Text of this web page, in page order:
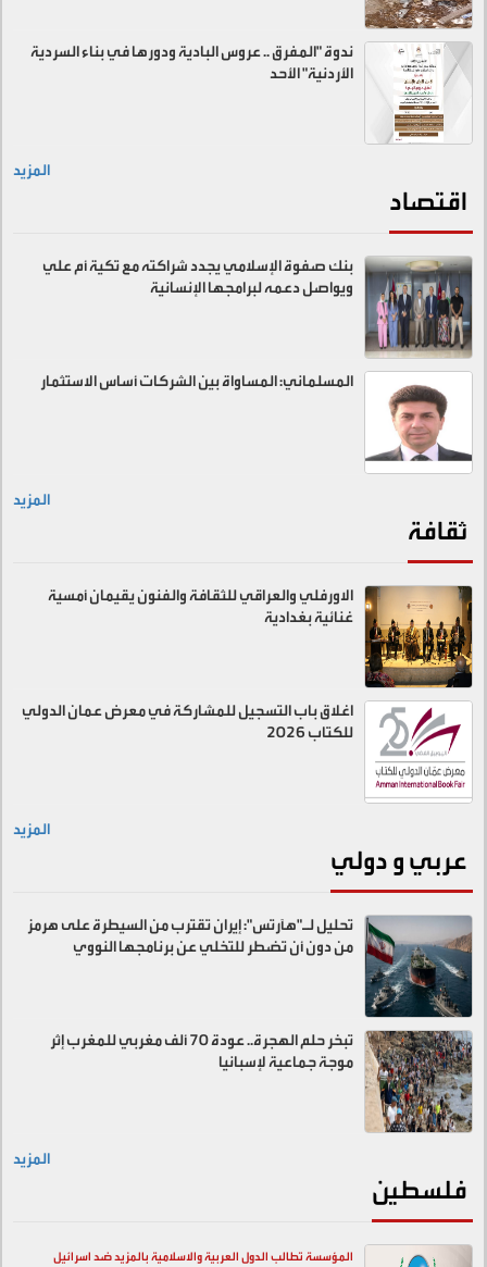
ندوة "المفرق .. عروس البادية ودورها في بناء السردية
الأردنية" الأحد
المزيد
اقتصاد
بنك صفوة الإسلامي يجدد شراكته مع تكية أم علي
ويواصل دعمه لبرامجها الإنسانية
المسلماني: المساواة بين الشركات أساس الاستثمار
المزيد
ثقافة
الاورفلي والعراقي للثقافة والفنون يقيمان أمسية
غنائية بغدادية
اغلاق باب التسجيل للمشاركة في معرض عمان الدولي
للكتاب 2026
المزيد
عربي و دولي
تحليل لـ"هآرتس": إيران تقترب من السيطرة على هرمز
من دون أن تضطر للتخلي عن برنامجها النووي
تبخر حلم الهجرة.. عودة 70 ألف مغربي للمغرب إثر
موجة جماعية لإسبانيا
المزيد
فلسطين
المؤسسة تطالب الدول العربية والاسلامية بالمزيد ضد اسرائيل